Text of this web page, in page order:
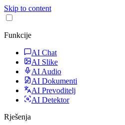
Skip to content
Funkcije
AI Chat
AI Slike
AI Audio
AI Dokumenti
AI Prevoditelj
AI Detektor
Rješenja